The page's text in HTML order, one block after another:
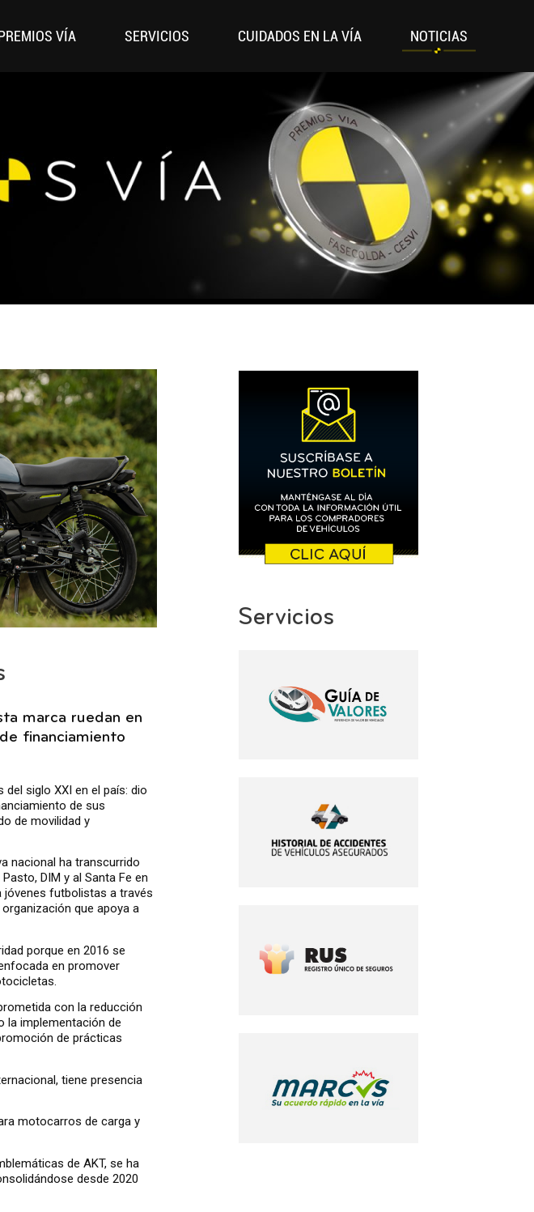
VÍA SERVICIOS CUIDADOS EN LA VÍA NOTICIAS
marca ruedan en
financiamiento
del siglo XXI en el país: dio
de sus
de movilidad y
nacional ha transcurrido
DIM y al Santa Fe en
jóvenes futbolistas a través
que apoya a
porque en 2016 se
en promover
con la reducción
la implementación de
de prácticas
tiene presencia
motocarros de carga y
de AKT, se ha
desde 2020
Servicios